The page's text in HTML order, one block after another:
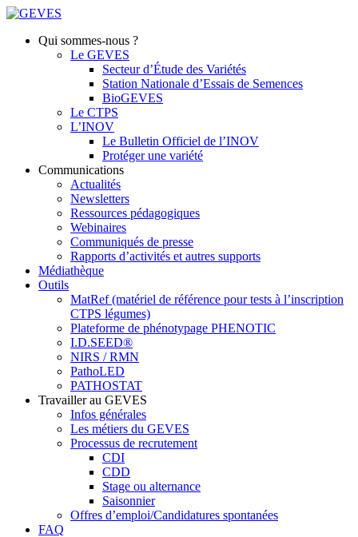
Qui sommes-nous ?
Le GEVES
Secteur d’Étude des Variétés
Station Nationale d’Essais de Semences
BioGEVES
Le CTPS
L’INOV
Le Bulletin Officiel de l’INOV
Protéger une variété
Communications
Actualités
Newsletters
Ressources pédagogiques
Webinaires
Communiqués de presse
Rapports d’activités et autres supports
Médiathèque
Outils
MatRef (matériel de référence pour tests à l’inscription
CTPS légumes)
Plateforme de phénotypage PHENOTIC
I.D.SEED®
NIRS / RMN
PathoLED
PATHOSTAT
Travailler au GEVES
Infos générales
Les métiers du GEVES
Processus de recrutement
CDI
CDD
Stage ou alternance
Saisonnier
Offres d’emploi/Candidatures spontanées
FAQ